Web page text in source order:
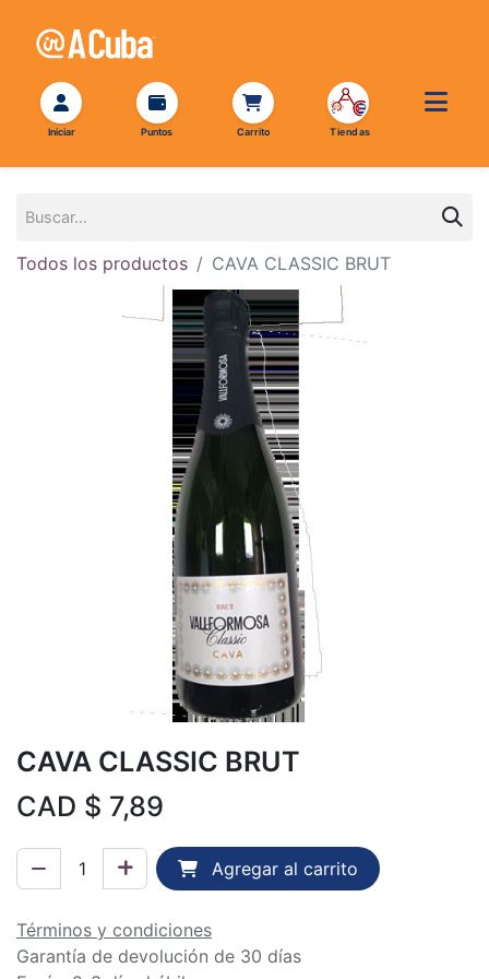
Todos los productos CAVA CLASSIC BRUT
CAVA CLASSIC BRUT
CAD $ 7,89
Agregar al carrito
Términos y condiciones
Garantía de devolución de 30 días